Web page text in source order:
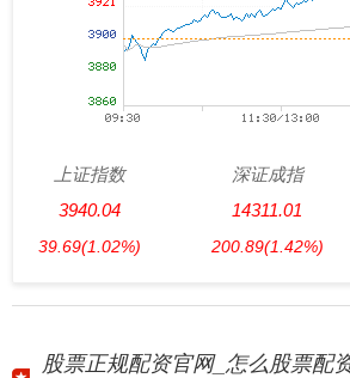
上证指数
3940.04
39.69(1.02%)
深证成指
14311.01
200.89(1.42%)
股票正规配资官网_怎么股票配